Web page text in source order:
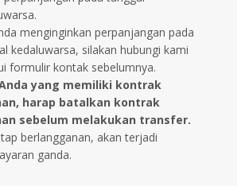
menginginkan perpanjangan pada
kedaluwarsa, silakan hubungi kami
formulir kontak sebelumnya.
yang memiliki kontrak
harap batalkan kontrak
sebelum melakukan transfer.
berlangganan, akan terjadi
ganda.